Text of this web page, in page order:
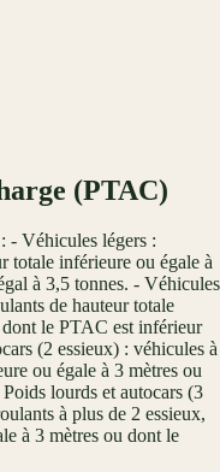
(PTAC)
- Véhicules légers :
totale inférieure ou égale à
à 3,5 tonnes. - Véhicules
de hauteur totale
dont le PTAC est inférieur
(2 essieux) : véhicules à
ou égale à 3 mètres ou
lourds et autocars (3
à plus de 2 essieux,
à 3 mètres ou dont le